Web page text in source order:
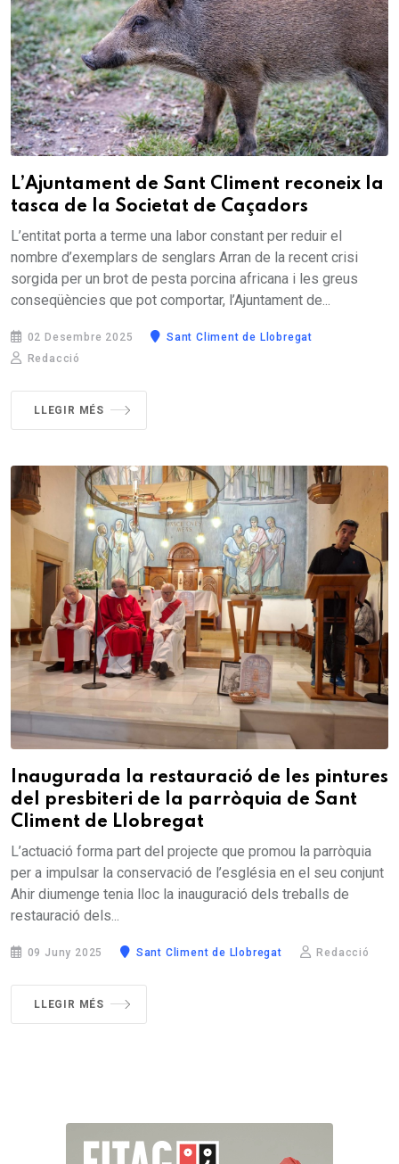
L’Ajuntament de Sant Climent reconeix la
tasca de la Societat de Caçadors
L’entitat porta a terme una labor constant per reduir el
nombre d’exemplars de senglars Arran de la recent crisi
sorgida per un brot de pesta porcina africana i les greus
conseqüències que pot comportar, l’Ajuntament de...
02 Desembre 2025
Sant Climent de Llobregat
Redacció
LLEGIR MÉS
Inaugurada la restauració de les pintures
del presbiteri de la parròquia de Sant
Climent de Llobregat
L’actuació forma part del projecte que promou la parròquia
per a impulsar la conservació de l’església en el seu conjunt
Ahir diumenge tenia lloc la inauguració dels treballs de
restauració dels...
09 Juny 2025 Sant Climent de Llobregat Redacció
LLEGIR MÉS